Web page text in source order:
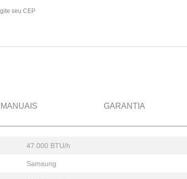
seu CEP
MANUAIS GARANTIA
47.000 BTU/h
Samsung